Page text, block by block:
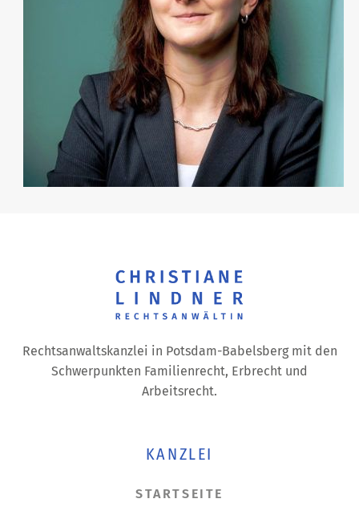
Rechtsanwaltskanzlei in Potsdam-Babelsberg mit den
Schwerpunkten Familienrecht, Erbrecht und
Arbeitsrecht.
KANZLEI
STARTSEITE